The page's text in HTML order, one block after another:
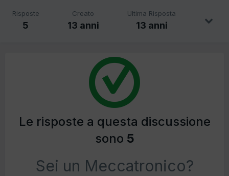
Risposte
5
Creato
13 anni
Ultima Risposta
13 anni
Le risposte a questa discussione
sono 5
Sei un Meccatronico?